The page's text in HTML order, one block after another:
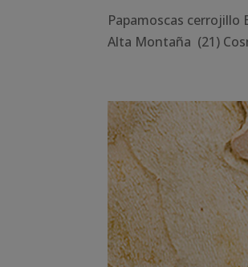
Papamoscas cerrojillo
Alta Montaña (21)